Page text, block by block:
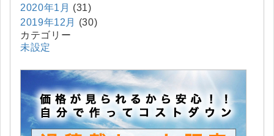
2020年1月 (31)
2019年12月
(30)
カテゴリー
未設定